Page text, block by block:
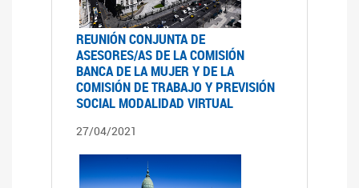
REUNIÓN CONJUNTA DE
ASESORES/AS DE LA COMISIÓN
BANCA DE LA MUJER Y DE LA
COMISIÓN DE TRABAJO Y PREVISIÓN
SOCIAL MODALIDAD VIRTUAL
27/04/2021